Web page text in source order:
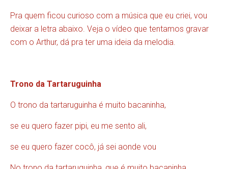
Pra quem ficou curioso com a música que eu criei, vou
deixar a letra abaixo. Veja o vídeo que tentamos gravar
com o Arthur, dá pra ter uma ideia da melodia.
Trono da Tartaruguinha
O trono da tartaruguinha é muito bacaninha,
se eu quero fazer pipi, eu me sento ali,
se eu quero fazer cocô, já sei aonde vou